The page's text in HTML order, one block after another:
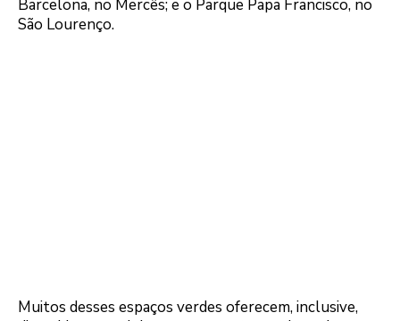
Barcelona, no Mercês; e o Parque Papa Francisco, no
São Lourenço.
Muitos desses espaços verdes oferecem, inclusive,